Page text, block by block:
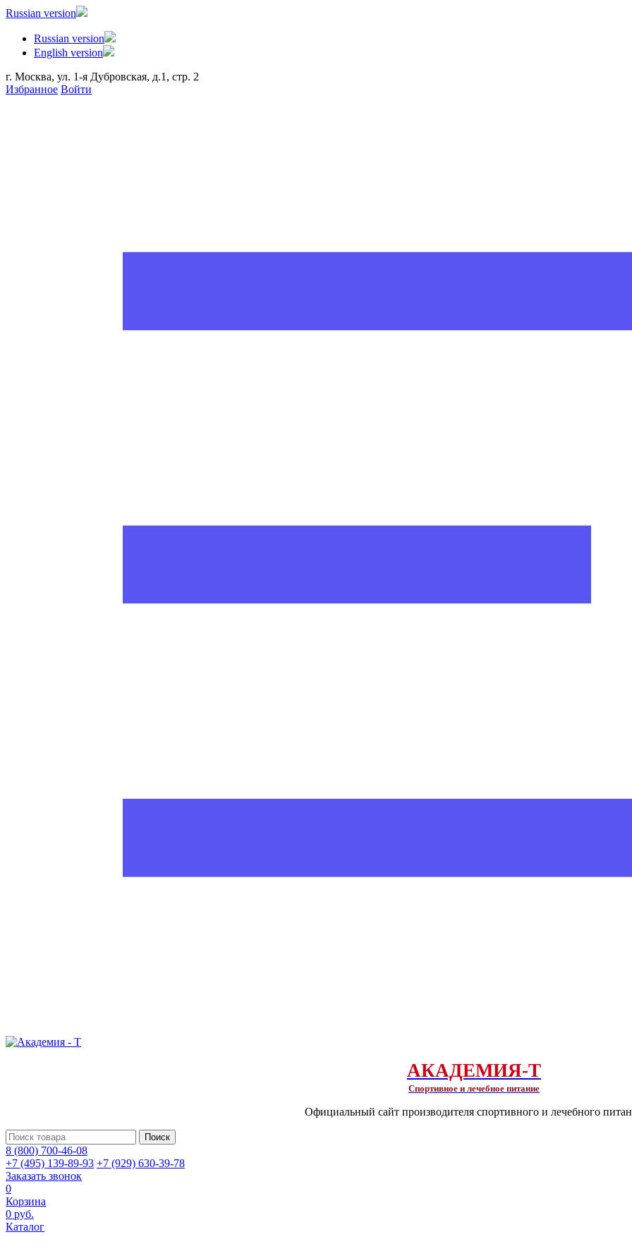
Russian version
Russian version
English version
г. Москва, ул. 1-я Дубровская, д.1, стр. 2
Избранное Войти
АКАДЕМИЯ-Т
Спортивное и лечебное питание
Официальный сайт производителя спортивного и лечебного
Поиск
8 (800) 700-46-08
+7 (495) 139-89-93 +7 (929) 630-39-78
Заказать звонок
0
Корзина
0 руб.
Каталог